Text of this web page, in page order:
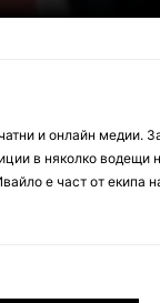
и онлайн медии.
в няколко водещи
е част от екипа